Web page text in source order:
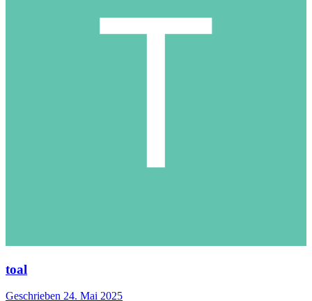
toal
Geschrieben 24. Mai 2025